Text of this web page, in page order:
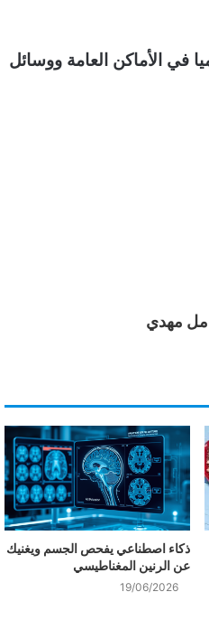
في الأماكن العامة ووسائل
مهدي
ذكاء اصطناعي يفحص الجسم ويغنيك
عن الرنين المغناطيسي
19/06/2026